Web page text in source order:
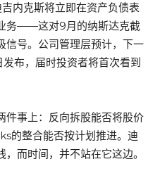
内克斯将立即在资产负债表
务——这对9月的纳斯达克截
信号。公司管理层预计，下一
布，届时投资者将首次看到
件事上：反向拆股能否将股价
的整合能否按计划推进。迪
而时间，并不站在它这边。